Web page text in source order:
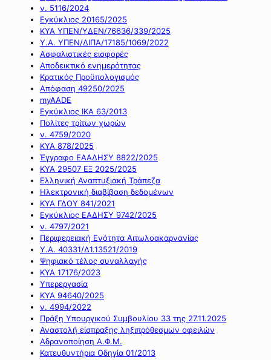
ν. 5116/2024
Εγκύκλιος 20165/2025
ΚΥΑ ΥΠΕΝ/ΥΔΕΝ/76636/339/2025
Υ.Α. ΥΠΕΝ/ΔΙΠΑ/17185/1069/2022
Ασφαλιστικές εισφορές
Αποδεικτικό ενημερότητας
Κρατικός Προϋπολογισμός
Απόφαση 49250/2025
myAADE
Εγκύκλιος ΙΚΑ 63/2013
Πολίτες τρίτων χωρών
ν. 4759/2020
ΚΥΑ 878/2025
Έγγραφο ΕΑΑΔΗΣΥ 8822/2025
ΚΥΑ 29507 ΕΞ 2025/2025
Ελληνική Αναπτυξιακή Τράπεζα
Ηλεκτρονική διαβίβαση δεδομένων
ΚΥΑ ΓΔΟΥ 841/2021
Εγκύκλιος ΕΑΔΗΣΥ 9742/2025
ν. 4797/2021
Περιφερειακή Ενότητα Αιτωλοακαρνανίας
Υ.Α. 40331/Δ1.13521/2019
Ψηφιακό τέλος συναλλαγής
ΚΥΑ 17176/2023
Υπερεργασία
ΚΥΑ 94640/2025
ν. 4994/2022
Πράξη Υπουργικού Συμβουλίου 33 της 27.11.2025
Αναστολή είσπραξης ληξιπρόθεσμων οφειλών
Αδρανοποίηση Α.Φ.Μ.
Κατευθυντήρια Οδηγία 01/2013